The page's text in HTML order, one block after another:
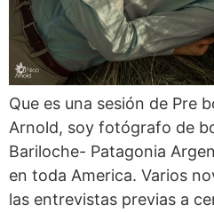
Que es una sesión de Pre
Arnold, soy fotógrafo de
Bariloche- Patagonia
en toda America. Varios
las entrevistas previas a